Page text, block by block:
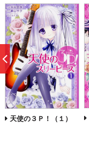
天使の３Ｐ！（１）
前
へ